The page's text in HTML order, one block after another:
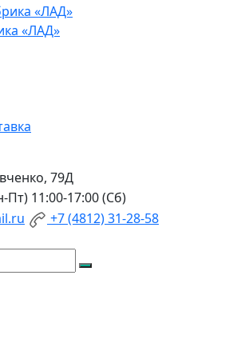
«ЛАД»
79Д
Пт) 11:00-17:00 (Сб)
+7 (4812) 31-28-58